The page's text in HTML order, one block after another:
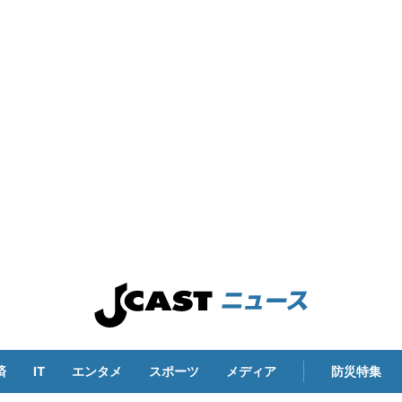
IT エンタメ スポーツ メディア 防災特集